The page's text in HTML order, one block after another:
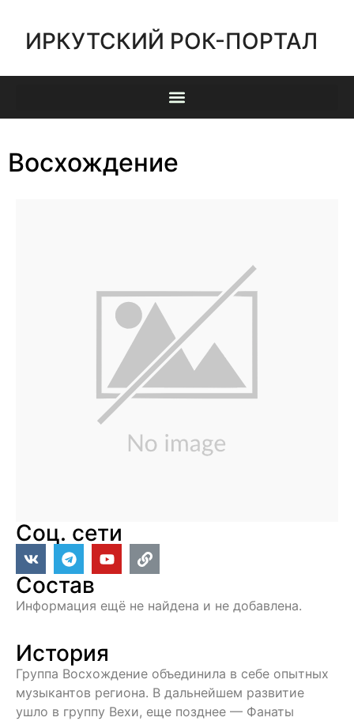
ИРКУТСКИЙ РОК-ПОРТАЛ
Восхождение
Соц. сети
Состав
Информация ещё не найдена и не добавлена.
История
Группа Восхождение объединила в себе опытных
музыкантов региона. В дальнейшем развитие
ушло в группу Вехи, еще позднее — Фанаты